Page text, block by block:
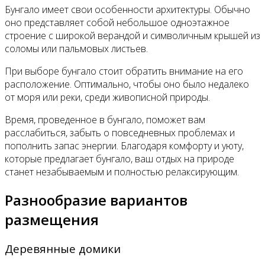
Бунгало имеет свои особенности архитектуры. Обычно
оно представляет собой небольшое одноэтажное
строение с широкой верандой и символичным крышей из
соломы или пальмовых листьев.
При выборе бунгало стоит обратить внимание на его
расположение. Оптимально, чтобы оно было недалеко
от моря или реки, среди живописной природы.
Время, проведенное в бунгало, поможет вам
расслабиться, забыть о повседневных проблемах и
пополнить запас энергии. Благодаря комфорту и уюту,
которые предлагает бунгало, ваш отдых на природе
станет незабываемым и полностью релаксирующим.
Разнообразие вариантов
размещения
Деревянные домики